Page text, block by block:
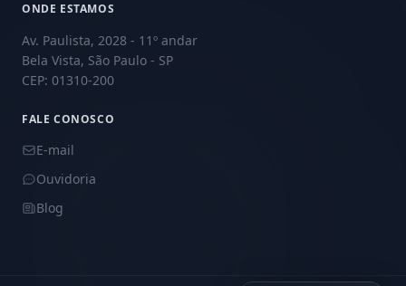
ONDE ESTAMOS
Av. Paulista, 2028 - 11º andar
Bela Vista, São Paulo - SP
CEP: 01310-200
FALE CONOSCO
E-mail
Ouvidoria
Blog